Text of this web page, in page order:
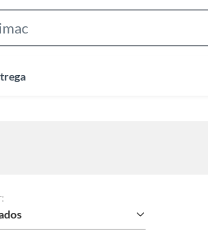
Bar
: